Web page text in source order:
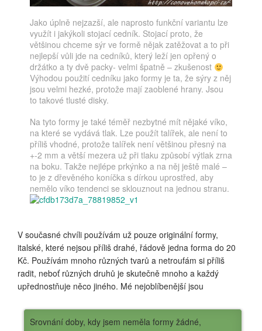
Jako úplně nejzazší, ale naprosto funkční variantu lze
využít i jakýkoli stojací cedník. Stojací proto, že
většinou chceme sýr ve formě nějak zatěžovat a to při
nejlepší vůli jde na cedníků, který leží jen opřený o
držátko a ty dvě packy- velmi špatně – zkušenost
Výhodou použití cedníku jako formy je ta, že sýry z něj
jsou velmi hezké, protože mají zaoblené hrany. Jsou
to takové tlusté disky.
Na tyto formy je také téměř nezbytné mít nějaké víko,
na které se vydává tlak. Lze použít talířek, ale není to
příliš vhodné, protože talířek není většinou přesný na
+-2 mm a větší mezera už při tlaku způsobí výtlak zrna
na boku. Takže nejlépe prkýnko a na něj ještě malé –
to je z dřevěného koníčka s dírkou uprostřed, aby
nemělo víko tendenci se sklouznout na jednou stranu.
V současné chvíli používám už pouze originální formy,
italské, které nejsou příliš drahé, řádově jedna forma do 20
Kč. Používám mnoho různých tvarů a netroufám si příliš
radit, neboť různých druhů je skutečně mnoho a každý
upřednostňuje něco jiného. Mé nejoblíbenější jsou
Srovnání doby, kdy jsem neměla formy žádné,